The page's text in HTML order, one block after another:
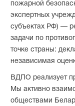
пожарной
экспертных
субъектах РФ) —
задачи по
точке страны:
независимая
ВДПО реализует
Мы активно
обществами